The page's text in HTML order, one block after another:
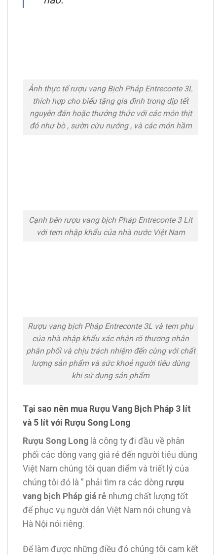
Ảnh thực tế rượu vang Bịch Pháp Entreconte 3L
thích hợp cho biếu tặng gia đình trong dịp tết
nguyên đán hoặc thưởng thức với các món thịt
đỏ như bò , sườn cừu nướng , và các món hầm
Cạnh bên rượu vang bịch Pháp Entreconte 3 Lít
với tem nhập khẩu của nhà nước Việt Nam
Rượu vang bịch Pháp Entreconte 3L và tem phụ
của nhà nhập khẩu xác nhận rõ thương nhân
phân phối và chịu trách nhiệm đến cùng với chất
lượng sản phẩm và sức khoẻ người tiêu dùng
khi sử dụng sản phẩm
Tại sao nên mua Rượu Vang Bịch Pháp 3 lít
và 5 lít với Rượu Song Long
Rượu Song Long là công ty đi đầu về phân
phối các dòng vang giá rẻ đến người tiêu dùng
Việt Nam chúng tôi quan điểm và triết lý của
chúng tôi đó là ” phải tìm ra các dòng rượu
vang bịch Pháp giá rẻ nhưng chất lượng tốt
để phục vụ người dân Việt Nam nói chung và
Hà Nội nói riêng.
Để làm được những điều đó chúng tôi cam kết